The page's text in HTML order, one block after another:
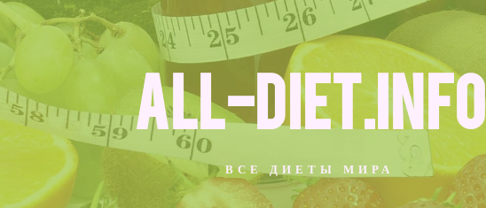
ALL-DIET.INFO
ВСЕ ДИЕТЫ МИРА